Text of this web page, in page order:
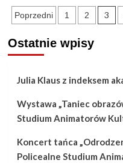
XXXV
wpisów
Poprzedni 1 2 3
Ostatnie wpisy
Julia Klaus z indeksem
Wystawa „Taniec
Studium Animatorów
Koncert tańca
Policealne Studium